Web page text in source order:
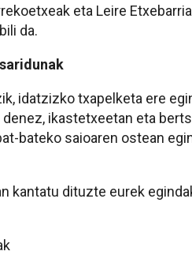
eta Leire
da.
idatzizko txapelketa ere
ikastetxeetan eta
bateko saioaren ostean
kantatu dituzte eurek